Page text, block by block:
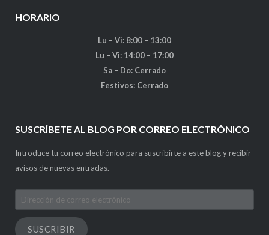
HORARIO
Lu – Vi: 8:00 – 13:00
Lu – Vi: 14:00 – 17:00
Sa – Do: Cerrado
Festivos: Cerrado
SUSCRÍBETE AL BLOG POR CORREO ELECTRÓNICO
Introduce tu correo electrónico para suscribirte a este blog y recibir
avisos de nuevas entradas.
Dirección
de
correoSUSCRIBIR